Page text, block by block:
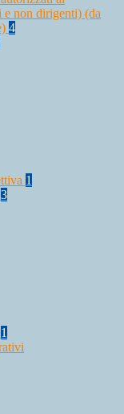
non dirigenti) (da
4
1
3
1